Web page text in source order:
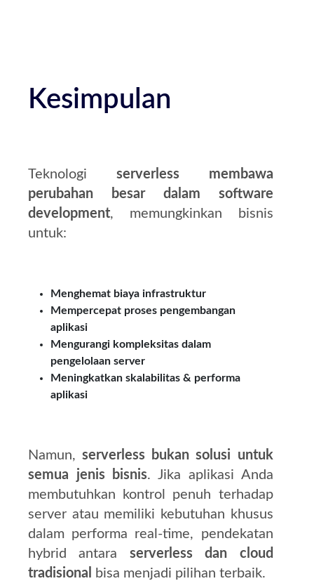
Kesimpulan
Teknologi serverless membawa
perubahan besar dalam software
development, memungkinkan bisnis
untuk:
Menghemat biaya infrastruktur
Mempercepat proses pengembangan
aplikasi
Mengurangi kompleksitas dalam
pengelolaan server
Meningkatkan skalabilitas & performa
aplikasi
Namun,serverless bukan solusi untuk
semua jenis bisnis. Jika aplikasi Anda
membutuhkan kontrol penuh terhadap
server atau memiliki kebutuhan khusus
dalam performa real-time, pendekatan
hybrid antara serverless dan cloud
tradisional
bisa menjadi pilihan terbaik.